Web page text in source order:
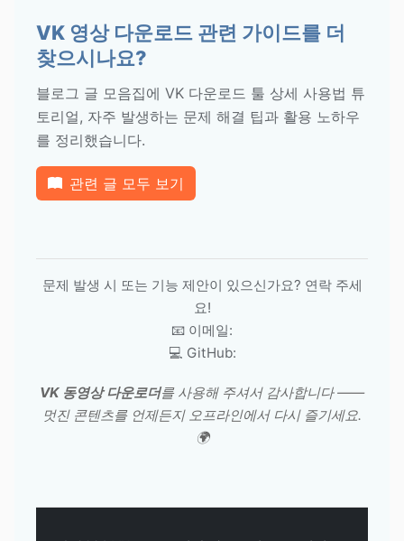
VK 영상 다운로드 관련 가이드를 더
찾으시나요?
블로그 글 모음집에 VK 다운로드 툴 상세 사용법 튜
토리얼, 자주 발생하는 문제 해결 팁과 활용 노하우
를 정리했습니다.
관련 글 모두 보기
문제 발생 시 또는 기능 제안이 있으신가요? 연락 주세
요!
📧 이메일:
💻 GitHub:
VK 동영상 다운로더를 사용해 주셔서 감사합니다 ——
멋진 콘텐츠를 언제든지 오프라인에서 다시 즐기세요.
🌍